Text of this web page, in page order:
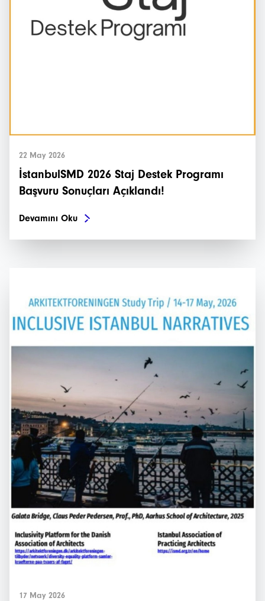
22 May 2026
İstanbulSMD 2026 Staj Destek Programı
Başvuru Sonuçları Açıklandı!
Devamını Oku
17 May 2026